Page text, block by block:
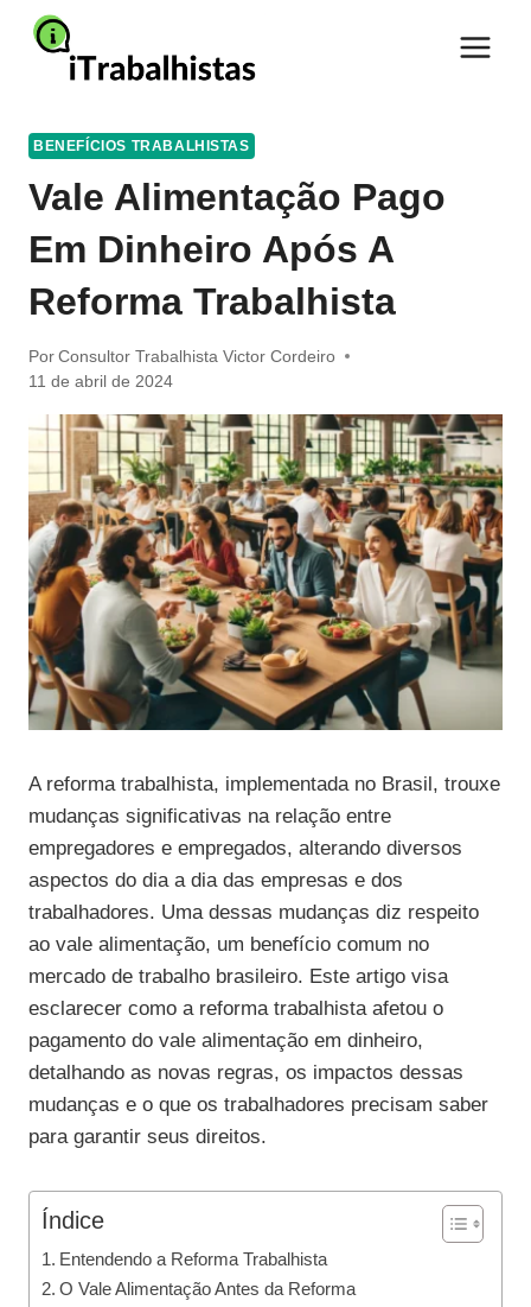
Pular
para
BENEFÍCIOS TRABALHISTAS
Vale Alimentação Pago
Em Dinheiro Após A
Reforma Trabalhista
Por Consultor Trabalhista Victor Cordeiro
11 de abril de 2024
A reforma trabalhista, implementada no Brasil, trouxe
mudanças significativas na relação entre
empregadores e empregados, alterando diversos
aspectos do dia a dia das empresas e dos
trabalhadores. Uma dessas mudanças diz respeito
ao vale alimentação, um benefício comum no
mercado de trabalho brasileiro. Este artigo visa
esclarecer como a reforma trabalhista afetou o
pagamento do vale alimentação em dinheiro,
detalhando as novas regras, os impactos dessas
mudanças e o que os trabalhadores precisam saber
para garantir seus direitos.
Índice
Entendendo a Reforma Trabalhista
O Vale Alimentação Antes da Reforma